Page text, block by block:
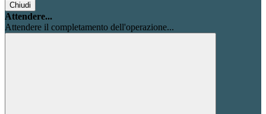
Chiudi
Attendere...
Attendere il completamento dell'operazione...